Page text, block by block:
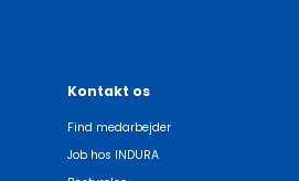
Kontakt os
Find medarbejder
Job hos INDURA